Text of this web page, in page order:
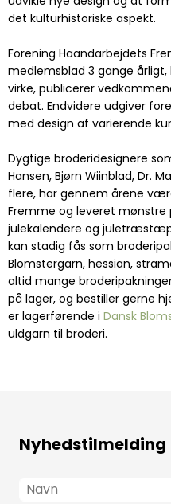
det kulturhistoriske aspekt.
Forening Haandarbejdets
medlemsblad 3 gange
virke, publicerer
debat. Endvidere udgiver
med design af varierende
Dygtige broderidesignere
Hansen, Bjørn Wiinblad, Dr.
flere, har gennem årene
Fremme og leveret
julekalendere og
kan stadig fås som
Blomstergarn, hessian,
altid mange
på lager, og bestiller gerne
er lagerførende i Dansk
uldgarn til broderi.
Nyhedstilmelding